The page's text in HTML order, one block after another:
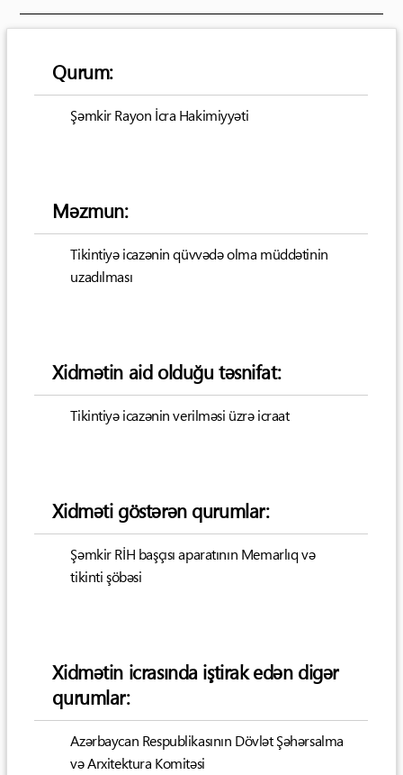
Qurum:
Şəmkir Rayon İcra Hakimiyyəti
Məzmun:
Tikintiyə icazənin qüvvədə olma müddətinin
uzadılması
Xidmətin aid olduğu təsnifat:
Tikintiyə icazənin verilməsi üzrə icraat
Xidməti göstərən qurumlar:
Şəmkir RİH başçısı aparatının Memarlıq və
tikinti şöbəsi
Xidmətin icrasında iştirak edən digər
qurumlar:
Azərbaycan Respublikasının Dövlət Şəhərsalma
və Arxitektura Komitəsi